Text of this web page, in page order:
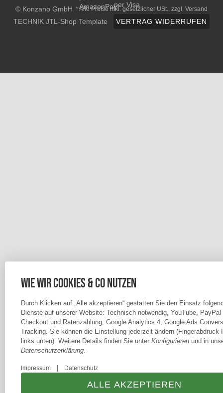
© Konzano GmbH * Alle Preise inkl. gesetzlicher USt., zzgl. Versand
TECHNIK JTL-Shop Template VERTRAG WIDERRUFEN
Wie wir Cookies & Co nutzen
Durch Klicken auf „Alle akzeptieren“ gestatten Sie den Einsatz
Dienste auf unserer Website: Technisch notwendig, YouTube,
Checkout und Ratenzahlung, Google Analytics 4, Google Ads
Tracking. Sie können die Einstellung jederzeit ändern (Fingerabdruck-
links unten). Weitere Details finden Sie unter Konfigurieren und in
Datenschutzerklärung.
Impressum Datenschutz
ALLE AKZEPTIEREN